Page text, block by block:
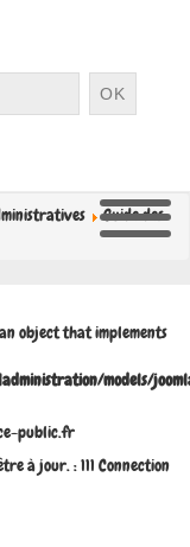
OK
Guide des
object that implements
models/
public.fr
à jour. : 111 Connection